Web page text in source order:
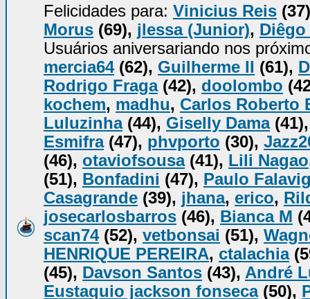
Felicidades para: Vinicius Reis
Morus (69), jlessa (Junior),
Usuários aniversariando nos
mercia64(62), Guilherme II (61),
Rodrigo Fraga(42), doolombo
kochem, madhu, Carlos Roberto
Luluzinha(44), Giselly Dama
Esmifra(47), phvporto (30),
(46), otaviofsousa(41), Lili Nagao
(51), Bonfadini (47), Paulo
Casagrande (39), jhana, erico,
josecarlosbarros (46), Bianca M
scan74(52), vetbonsai (51),
HENRIQUE PEREIRA, ctalachia
(45), Davson Santos (43), André
Eustaquio jackson fonseca(50),